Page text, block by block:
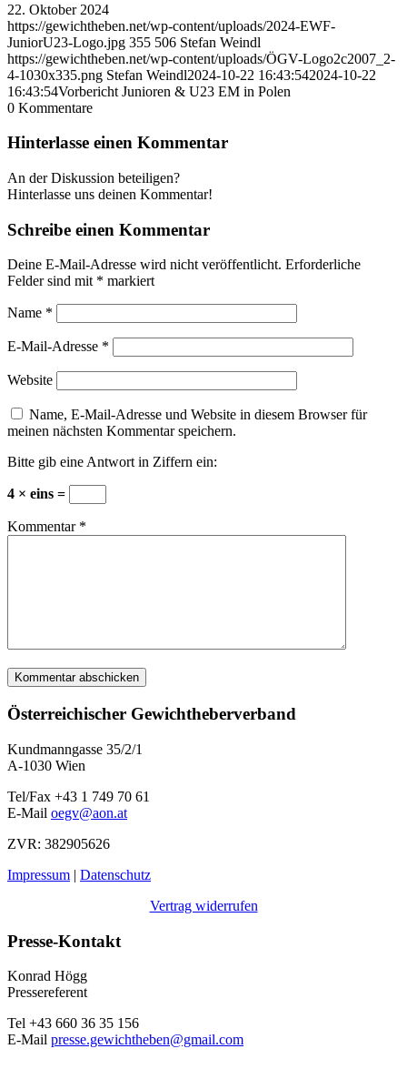
22. Oktober 2024
https://gewichtheben.net/wp-content/uploads/2024-EWF-
JuniorU23-Logo.jpg 355 506 Stefan Weindl
https://gewichtheben.net/wp-content/uploads/ÖGV-Logo2c2007_2-
4-1030x335.png Stefan Weindl2024-10-22 16:43:542024-10-22
16:43:54Vorbericht Junioren & U23 EM in Polen
0 Kommentare
Hinterlasse einen Kommentar
An der Diskussion beteiligen?
Hinterlasse uns deinen Kommentar!
Schreibe einen Kommentar
Deine E-Mail-Adresse wird nicht veröffentlicht. Erforderliche
Felder sind mit * markiert
Name *
E-Mail-Adresse *
Website
Name, E-Mail-Adresse und Website in diesem Browser für
meinen nächsten Kommentar speichern.
Bitte gib eine Antwort in Ziffern ein:
4 × eins =
Kommentar *
Österreichischer Gewichtheberverband
Kundmanngasse 35/2/1
A-1030 Wien
Tel/Fax +43 1 749 70 61
E-Mail oegv@aon.at
ZVR: 382905626
Impressum | Datenschutz
Vertrag widerrufen
Presse-Kontakt
Konrad Högg
Pressereferent
Tel +43 660 36 35 156
E-Mail presse.gewichtheben@gmail.com